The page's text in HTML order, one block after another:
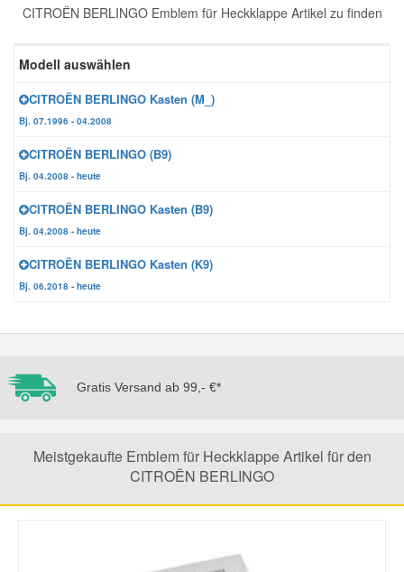
CITROËN BERLINGO Emblem für Heckklappe Artikel zu finden
Modell auswählen
CITROËN BERLINGO Kasten (M_)
Bj. 07.1996 - 04.2008
CITROËN BERLINGO (B9)
Bj. 04.2008 - heute
CITROËN BERLINGO Kasten (B9)
Bj. 04.2008 - heute
CITROËN BERLINGO Kasten (K9)
Bj. 06.2018 - heute
Gratis Versand ab 99,- €*
Meistgekaufte Emblem für Heckklappe Artikel für den
CITROËN BERLINGO
Zündanlage und Glühanlage
Winter-Autozubehör
Hyundai Ersatzteile
Jeep Ersatzteile
Lancia Ersatzteile